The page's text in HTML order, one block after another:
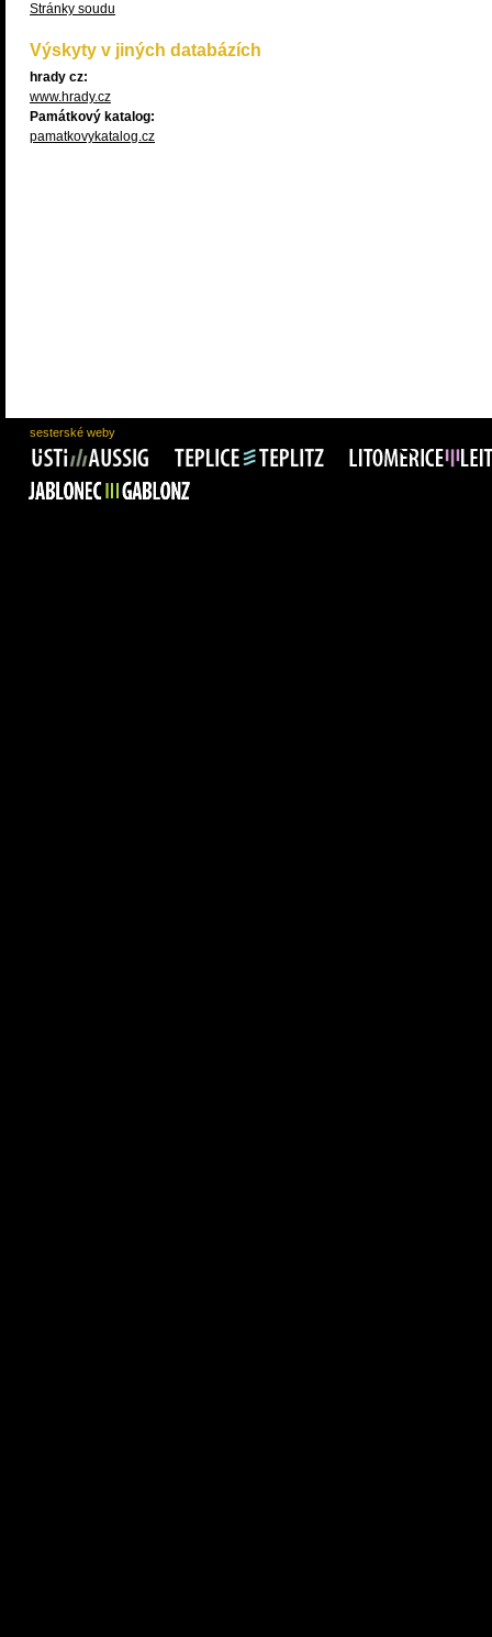
Stránky soudu
Výskyty v jiných databázích
hrady cz:
www.hrady.cz
Památkový katalog:
pamatkovykatalog.cz
sesterské weby